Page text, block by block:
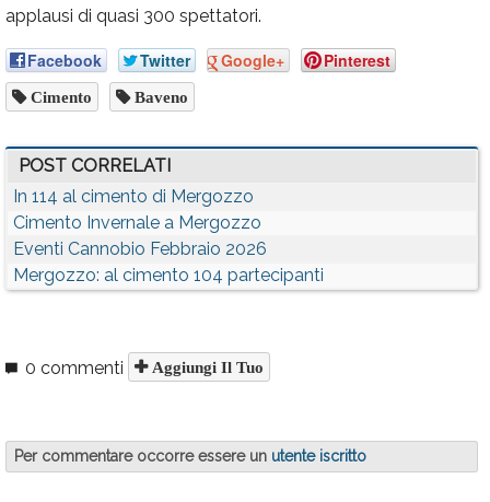
applausi di quasi 300 spettatori.
Facebook Twitter Google+ Pinterest
Cimento Baveno
POST CORRELATI
In 114 al cimento di Mergozzo
Cimento Invernale a Mergozzo
Eventi Cannobio Febbraio 2026
Mergozzo: al cimento 104 partecipanti
0 commenti Aggiungi Il Tuo
Per commentare occorre essere un utente iscritto